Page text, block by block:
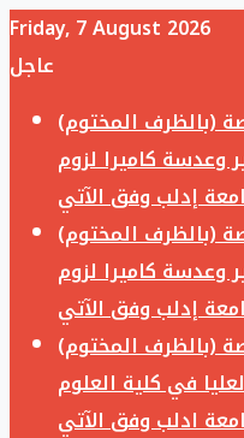
Friday, 7 August 2026
عاجل
(بالظرف المختوم)
وعدسة كاميرا لزوم
(بالظرف المختوم)
وعدسة كاميرا لزوم
(بالظرف المختوم)
في كلية العلوم